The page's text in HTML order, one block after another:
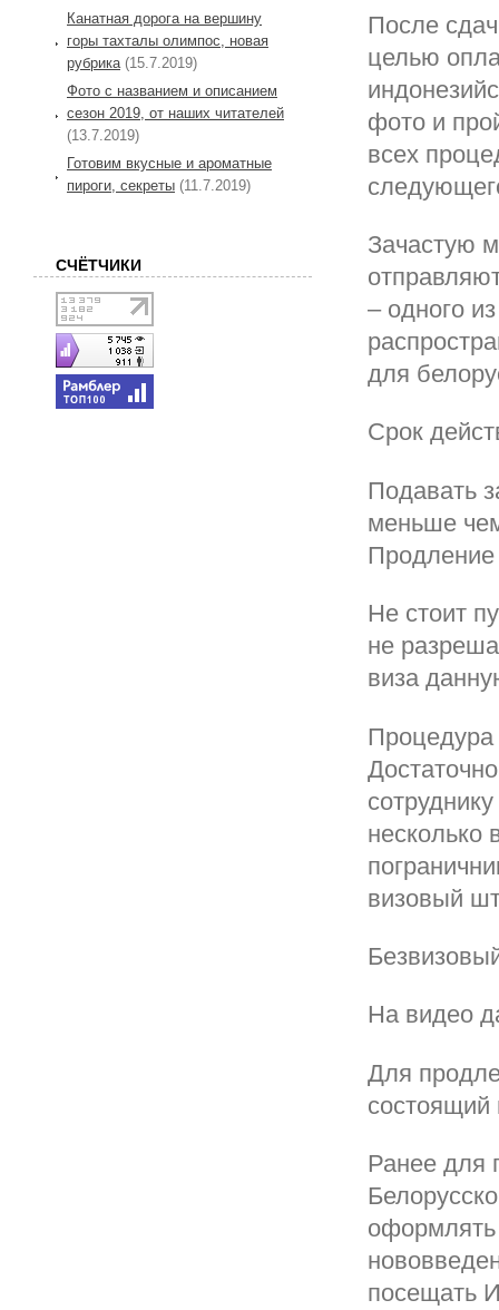
После
целью
фото и
всех
Зачастую
– одного
для
Срок
Подавать
меньше
Продление
Не стоит
не
виза
Процедура
несколько
визовый
На видео
Для
состоящий
Ранее для
оформлять
посещать
Канатная дорога на вершину
горы тахталы олимпос, новая
рубрика (15.7.2019)
Фото с названием и описанием
сезон 2019, от наших читателей
(13.7.2019)
Готовим вкусные и ароматные
пироги, секреты (11.7.2019)
СЧЁТЧИКИ